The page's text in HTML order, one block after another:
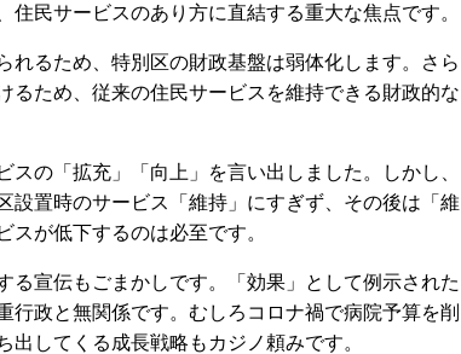
民サービスのあり方に直結する重大な焦点です。
るため、特別区の財政基盤は弱体化します。さら
るため、従来の住民サービスを維持できる財政的な
の「拡充」「向上」を言い出しました。しかし、
設置時のサービス「維持」にすぎず、その後は「維
が低下するのは必至です。
宣伝もごまかしです。「効果」として例示された
行政と無関係です。むしろコロナ禍で病院予算を削
してくる成長戦略もカジノ頼みです。